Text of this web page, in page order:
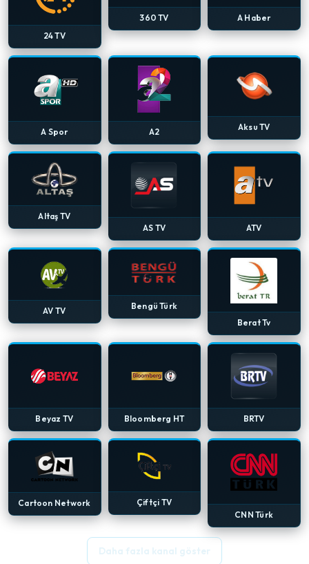
24 TV
360 TV A Haber
A Spor A2 Aksu TV
Altaş TV
AS TV
ATV
AV TV
Bengü Türk
Berat Tv
Beyaz TV Bloomberg HT BRTV
Cartoon Network
Çiftçi TV
CNN Türk
Daha fazla kanal göster